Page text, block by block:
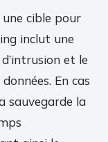
une cible pour
inclut une
et le
En cas
sauvegarde la